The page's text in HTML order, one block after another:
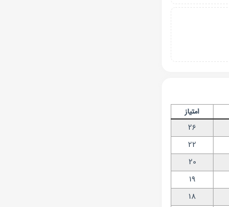
امتیاز
26
22
20
19
18